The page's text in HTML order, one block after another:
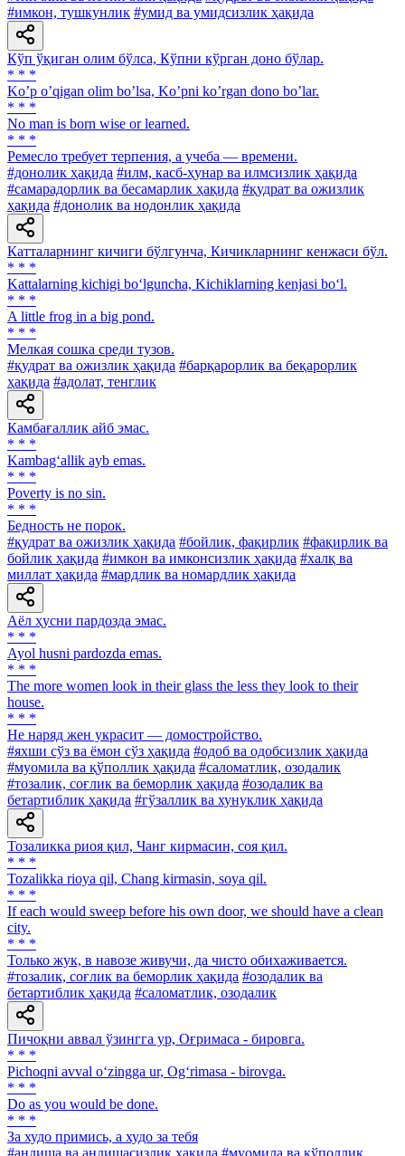
#имкон, тушкунлик #умид ва умидсизлик ҳақида
Кўп ўқиган олим бўлса, Кўпни кўрган доно бўлар.
* * *
Koʼp oʼqigan olim boʼlsa, Koʼpni koʼrgan dono boʼlar.
* * *
No man is born wise or learned.
* * *
Ремесло требует терпения, а учеба — времени.
#донолик ҳақида #илм, касб-ҳунар ва илмсизлик ҳақида
#самарадорлик ва бесамарлик ҳақида #қудрат ва ожизлик
ҳақида #донолик ва нодонлик ҳақида
Катталарнинг кичиги бўлгунча, Кичикларнинг кенжаси бўл.
* * *
Kattalarning kichigi bo‘lguncha, Kichiklarning kenjasi bo‘l.
* * *
A little frog in a big pond.
* * *
Мелкая сошка среди тузов.
#қудрат ва ожизлик ҳақида #барқарорлик ва беқарорлик
ҳақида #адолат, тенглик
Камбағаллик айб эмас.
* * *
Kambag‘allik ayb emas.
* * *
Poverty is no sin.
* * *
Бедность не порок.
#қудрат ва ожизлик ҳақида #бойлик, фақирлик #фақирлик ва
бойлик ҳақида #имкон ва имконсизлик ҳақида #халқ ва
миллат ҳақида #мардлик ва номардлик ҳақида
Аёл ҳусни пардозда эмас.
* * *
Ayol husni pardozda emas.
* * *
The more women look in their glass the less they look to their
house.
* * *
He наряд жен украсит — домостройство.
#яхши сўз ва ёмон сўз ҳақида #одоб ва одобсизлик ҳақида
#муомила ва қўполлик ҳақида #саломатлик, озодалик
#тозалик, соғлик ва беморлик ҳақида #озодалик ва
бетартиблик ҳақида #гўзаллик ва хунуклик ҳақида
Тозаликка риоя қил, Чанг кирмасин, соя қил.
* * *
Tozalikka rioya qil, Chang kirmasin, soya qil.
* * *
If each would sweep before his own door, we should have a clean
city.
* * *
Только жук, в навозе живучи, да чисто обихаживается.
#тозалик, соғлик ва беморлик ҳақида #озодалик ва
бетартиблик ҳақида #саломатлик, озодалик
Пичоқни аввал ўзингга ур, Оғримаса - бировга.
* * *
Pichoqni avval o‘zingga ur, Og‘rimasa - birovga.
* * *
Do as you would be done.
* * *
За худо примись, а худо за тебя